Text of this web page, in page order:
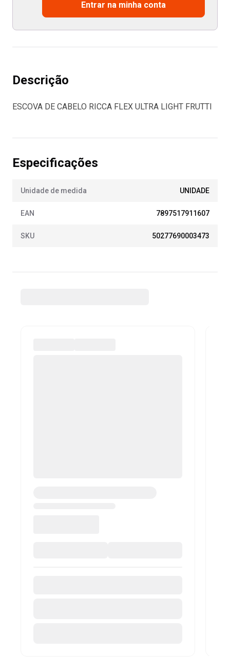
Entrar na minha conta
Descrição
ESCOVA DE CABELO RICCA FLEX ULTRA LIGHT FRUTTI
Especificações
Unidade de medida UNIDADE
EAN 7897517911607
SKU 50277690003473